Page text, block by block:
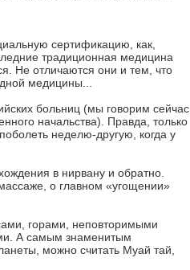
сертификацию, как,
традиционная медицина
Не отличаются они и тем, что
медицины...
больниц (мы говорим сейчас
начальства). Правда, только
неделю-другую, когда у
в нирвану и обратно.
о главном «угощении»
горами, неповторимыми
А самым знаменитым
можно считать Муай тай,